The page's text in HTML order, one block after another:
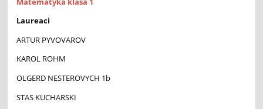
Laureaci
ARTUR PYVOVAROV
KAROL ROHM
OLGERD NESTEROVYCH 1b
STAS KUCHARSKI